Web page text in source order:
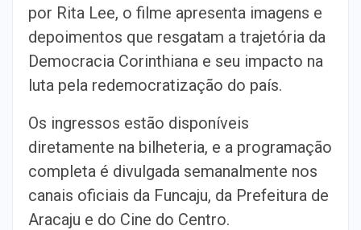
por Rita Lee, o filme apresenta imagens e
depoimentos que resgatam a trajetória da
Democracia Corinthiana e seu impacto na
luta pela redemocratização do país.
Os ingressos estão disponíveis
diretamente na bilheteria, e a programação
completa é divulgada semanalmente nos
canais oficiais da Funcaju, da Prefeitura de
Aracaju e do Cine do Centro.